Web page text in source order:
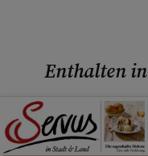
Enthalten in